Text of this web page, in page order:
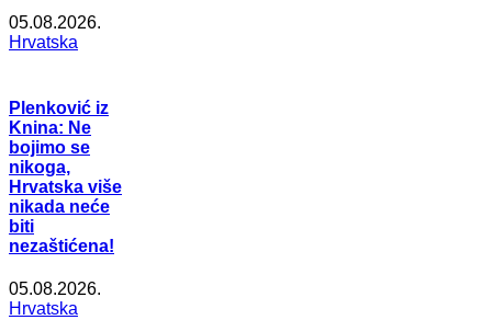
05.08.2026.
Hrvatska
Plenković iz
Knina: Ne
bojimo se
nikoga,
Hrvatska više
nikada neće
biti
nezaštićena!
05.08.2026.
Hrvatska